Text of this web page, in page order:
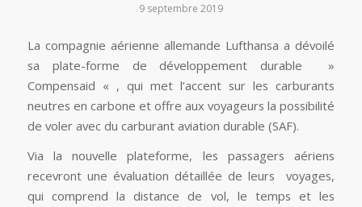
9 septembre 2019
La compagnie aérienne allemande Lufthansa a dévoilé
sa plate-forme de développement durable »
Compensaid « , qui met l’accent sur les carburants
neutres en carbone et offre aux voyageurs la possibilité
de voler avec du carburant aviation durable (SAF).
Via la nouvelle plateforme, les passagers aériens
recevront une évaluation détaillée de leurs voyages,
qui comprend la distance de vol, le temps et les